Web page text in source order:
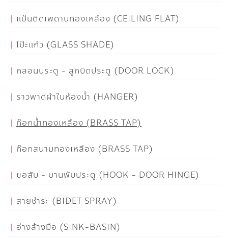
แป้นติดเพดานทองเหลือง (CEILING FLAT)
โป๊ะแก้ว (GLASS SHADE)
กลอนประตู - ลูกบิดประตู (DOOR LOCK)
ราวพาดผ้าในห้องน้ำ (HANGER)
ก๊อกน้ำทองเหลือง (BRASS TAP)
ก๊อกสนามทองเหลือง (BRASS TAP)
ขอสับ - บานพับประตู (HOOK - DOOR HINGE)
สายชำระ (BIDET SPRAY)
อ่างล้างมือ (SINK-BASIN)